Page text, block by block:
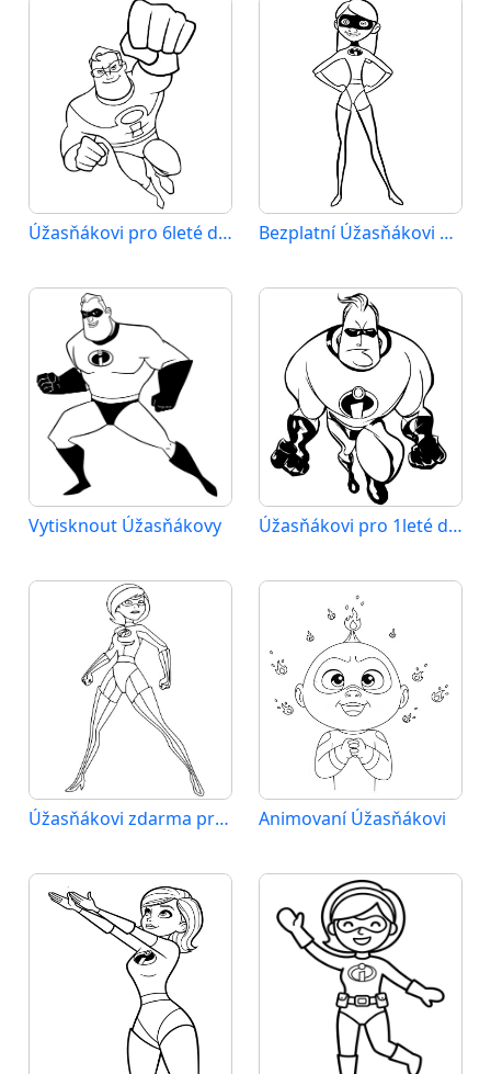
Úžasňákovi pro 6leté děti Bezplatní Úžasňákovi k vytištění
Vytisknout Úžasňákovy Úžasňákovi pro 1leté děti
Úžasňákovi zdarma pro děti Animovaní Úžasňákovi